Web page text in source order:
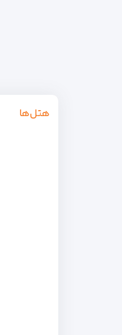
هتل‌ها